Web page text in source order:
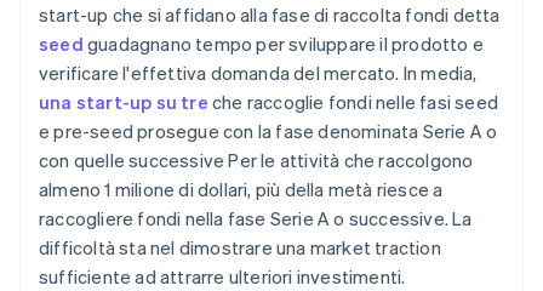
start-up che si affidano alla fase di raccolta fondi detta
seed guadagnano tempo per sviluppare il prodotto e
verificare l'effettiva domanda del mercato. In media,
una start-up su tre che raccoglie fondi nelle fasi seed
e pre-seed prosegue con la fase denominata Serie A o
con quelle successive Per le attività che raccolgono
almeno 1 milione di dollari, più della metà riesce a
raccogliere fondi nella fase Serie A o successive. La
difficoltà sta nel dimostrare una market traction
sufficiente ad attrarre ulteriori investimenti.